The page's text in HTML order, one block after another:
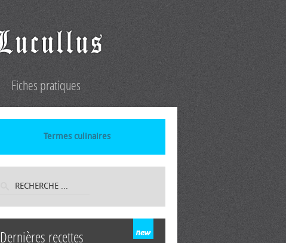
Fiches pratiques
Termes culinaires
Dernières recettes